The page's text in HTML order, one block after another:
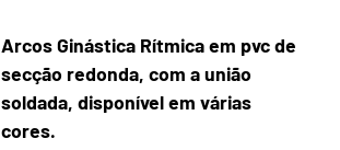
Arcos Ginástica Rítmica em pvc de
secção redonda, com a união
soldada, disponível em várias
cores.